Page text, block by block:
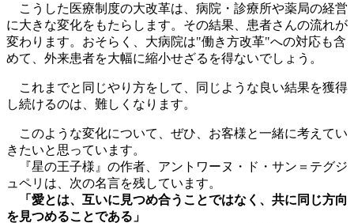
こうした医療制度の大改革は、病院・診療所や薬局の経営
に大きな変化をもたらします。その結果、患者さんの流れが
変わります。おそらく、大病院は"働き方改革"への対応も含
めて、外来患者を大幅に縮小せざるを得ないでしょう。
これまでと同じやり方をして、同じような良い結果を獲得
し続けるのは、難しくなります。
このような変化について、ぜひ、お客様と一緒に考えてい
きたいと思っています。
『星の王子様』の作者、アントワーヌ・ド・サン＝テグジ
ュペリは、次の名言を残しています。
「愛とは、互いに見つめ合うことではなく、共に同じ方向
を見つめることである」